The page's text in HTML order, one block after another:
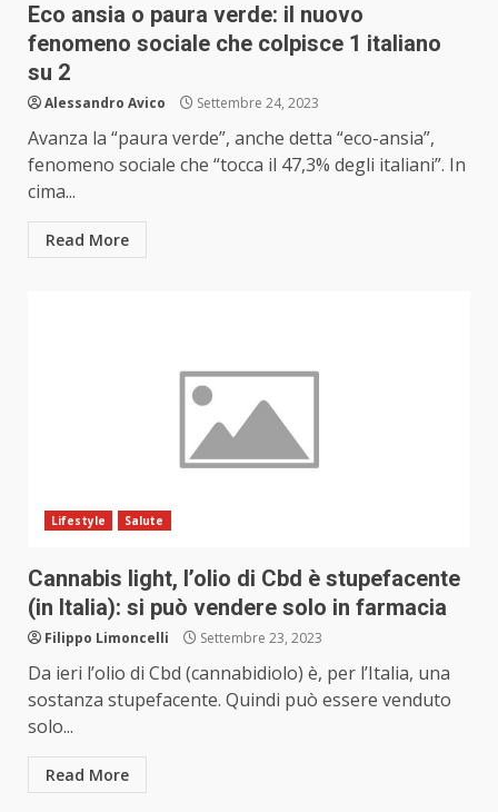
Eco ansia o paura verde: il nuovo
fenomeno sociale che colpisce 1 italiano
su 2
Alessandro Avico Settembre 24, 2023
Avanza la “paura verde”, anche detta “eco-ansia”,
fenomeno sociale che “tocca il 47,3% degli italiani”. In
cima...
Read More
Lifestyle Salute
Cannabis light, l’olio di Cbd è stupefacente
(in Italia): si può vendere solo in farmacia
Filippo Limoncelli Settembre 23, 2023
Da ieri l’olio di Cbd (cannabidiolo) è, per l’Italia, una
sostanza stupefacente. Quindi può essere venduto
solo...
Read More